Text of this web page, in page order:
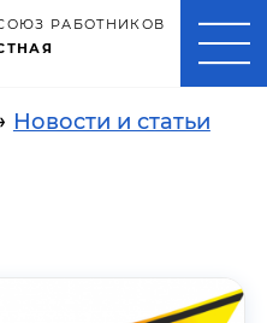
РАБОТНИКОВ
Новости и статьи